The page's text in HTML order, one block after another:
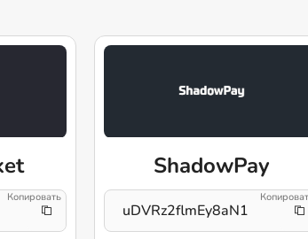
ShadowPay
uDVRz2flmEy8aN1